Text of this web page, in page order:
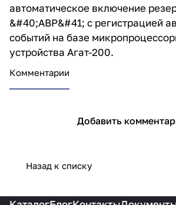
автоматическое включение
&#40;АВР&#41; с регистрацией
событий на базе
устройства Агат-200.
Комментарии
Добавить
Назад к списку